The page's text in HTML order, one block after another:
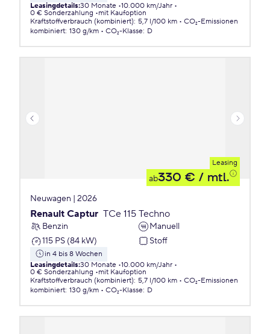
Leasingdetails:30 Monate 10.000 km/Jahr
0 € Sonderzahlung
mit Kaufoption
Kraftstoffverbrauch (kombiniert): 5,7 l/100 km
CO₂-Emissionen
kombiniert: 130 g/km CO₂-Klasse: D
Leasing
ab330 € / mtl.
Neuwagen | 2026
Renault Captur TCe 115 Techno
Benzin
Manuell
115 PS (84 kW)
Stoff
in 4 bis 8 Wochen
Leasingdetails:30 Monate 10.000 km/Jahr
0 € Sonderzahlung
mit Kaufoption
Kraftstoffverbrauch (kombiniert): 5,7 l/100 km
CO₂-Emissionen
kombiniert: 130 g/km CO₂-Klasse: D